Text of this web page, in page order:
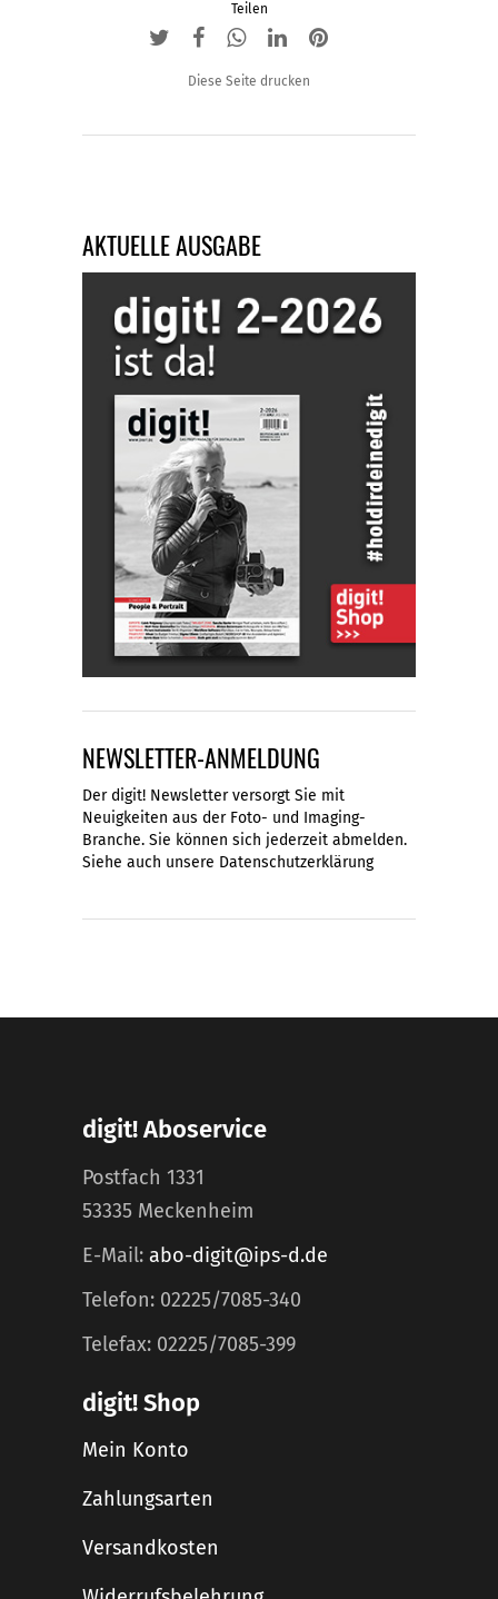
Produktseite
Teilen
Diese Seite drucken
AKTUELLE AUSGABE
NEWSLETTER-ANMELDUNG
Der digit! Newsletter versorgt Sie mit
Neuigkeiten aus der Foto- und Imaging-
Branche. Sie können sich jederzeit abmelden.
Siehe auch unsere Datenschutzerklärung
digit! Aboservice
Postfach 1331
53335 Meckenheim
E-Mail: abo-digit@ips-d.de
Telefon: 02225/7085-340
Telefax: 02225/7085-399
digit! Shop
Mein Konto
Zahlungsarten
Versandkosten